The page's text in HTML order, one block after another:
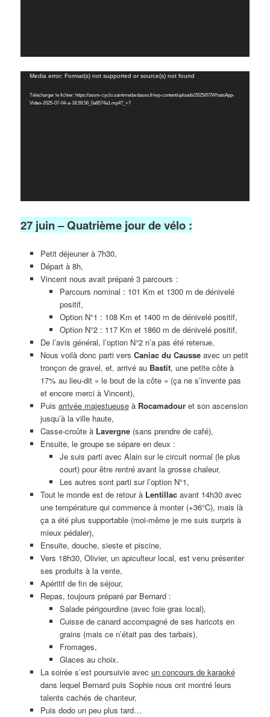
Lecteur
Media error: Format(s) not supported or source(s) not found
Télécharger le fichier: https://assm-cyclo.saintmedardasso.fr/wp-content/uploads/2025/07/WhatsApp-
Video-2025-07-04-a-18.59.56_0a8574a1.mp4?_=7
27 juin – Quatrième jour de vélo :
Petit déjeuner à 7h30,
Départ à 8h,
Vincent nous avait préparé 3 parcours :
Parcours nominal : 101 Km et 1300 m de dénivelé
positif,
Option N°1 : 108 Km et 1400 m de dénivelé positif,
Option N°2 : 117 Km et 1860 m de dénivelé positif,
De l’avis général, l’option N°2 n’a pas été retenue,
Nous voilà donc parti vers Caniac du Causseavec un petit
tronçon de gravel, et, arrivé au Bastit, une petite côte à
17% au lieu-dit « le bout de la côte » (ça ne s’invente pas
et encore merci à Vincent),
Puis arrivée majestueuseà Rocamadouret son ascension
jusqu’à la ville haute,
Casse-croûte à Lavergne(sans prendre de café),
Ensuite, le groupe se sépare en deux :
Je suis parti avec Alain sur le circuit normal (le plus
court) pour être rentré avant la grosse chaleur,
Les autres sont parti sur l’option N°1,
Tout le monde est de retour à Lentillacavant 14h30 avec
une température qui commence à monter (+36°C), mais là
ça a été plus supportable (moi-même je me suis surpris à
mieux pédaler),
Ensuite, douche, sieste et piscine,
Vers 18h30, Olivier, un apiculteur local, est venu présenter
ses produits à la vente,
Apéritif de fin de séjour,
Repas, toujours préparé par Bernard :
Salade périgourdine (avec foie gras local),
Cuisse de canard accompagné de ses haricots en
grains (mais ce n’était pas des tarbais),
Fromages,
Glaces au choix.
La soirée s’est poursuivie avec un concours de karaoké
dans lequel Bernard puis Sophie nous ont montré leurs
talents cachés de chanteur,
Puis dodo un peu plus tard…